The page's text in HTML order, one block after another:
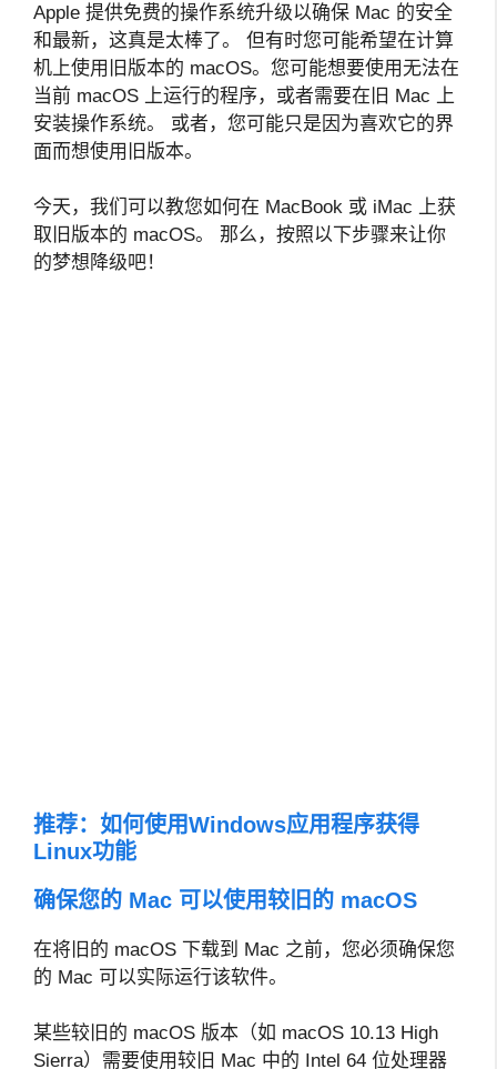
Apple 提供免费的操作系统升级以确保 Mac 的安全
和最新，这真是太棒了。 但有时您可能希望在计算
机上使用旧版本的 macOS。您可能想要使用无法在
当前 macOS 上运行的程序，或者需要在旧 Mac 上
安装操作系统。 或者，您可能只是因为喜欢它的界
面而想使用旧版本。
今天，我们可以教您如何在 MacBook 或 iMac 上获
取旧版本的 macOS。 那么，按照以下步骤来让你
的梦想降级吧！
推荐： 如何使用Windows应用程序获得
Linux功能
确保您的 Mac 可以使用较旧的 macOS
在将旧的 macOS 下载到 Mac 之前，您必须确保您
的 Mac 可以实际运行该软件。
某些较旧的 macOS 版本（如 macOS 10.13 High
Sierra）需要使用较旧 Mac 中的 Intel 64 位处理器